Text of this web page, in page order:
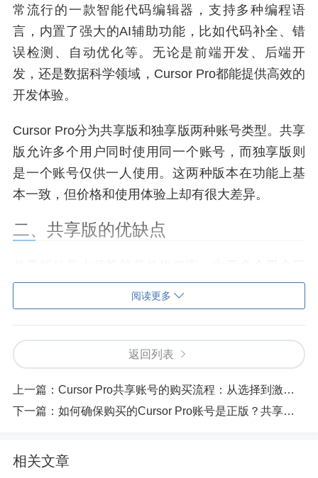
常流行的一款智能代码编辑器，支持多种编程语
言，内置了强大的AI辅助功能，比如代码补全、错
误检测、自动优化等。无论是前端开发、后端开
发，还是数据科学领域，Cursor Pro都能提供高效的
开发体验。
Cursor Pro分为共享版和独享版两种账号类型。共享
版允许多个用户同时使用同一个账号，而独享版则
是一个账号仅供一人使用。这两种版本在功能上基
本一致，但价格和使用体验上却有很大差异。
二、共享版的优缺点
以分摊成本，所以单个用户的支出会大大降低。对
于预算有限的学生或者小型团队来说，共享版是一
个非常划算的选择。
但共享版也有明显的缺点。首先，多个用户同时使
用时，可能会遇到资源抢占的问题。比如，当大家
都在进行复杂的代码编译时，系统可能会出现卡顿
号信息可能会被多人共享，增加了数据泄露的风
险。
阅读更多
返回列表
上一篇： Cursor Pro共享账号的购买流程：从选择到激活的全程指南
下一篇： 如何确保购买的Cursor Pro账号是正版？共享与独享版的验证技巧
相关文章